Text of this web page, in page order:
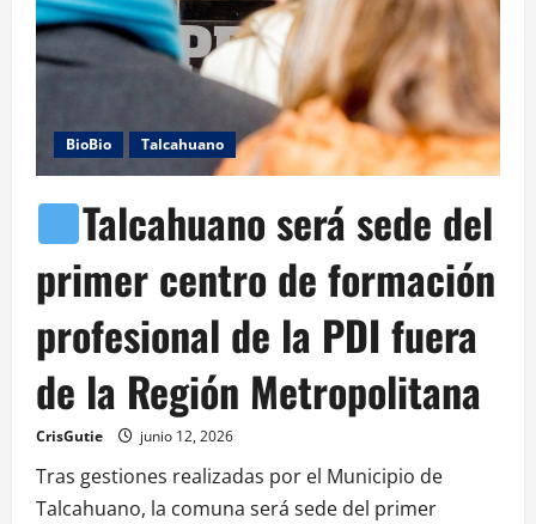
BioBio Talcahuano
Talcahuano será sede del
primer centro de formación
profesional de la PDI fuera
de la Región Metropolitana
CrisGutie junio 12, 2026
Tras gestiones realizadas por el Municipio de
Talcahuano, la comuna será sede del primer